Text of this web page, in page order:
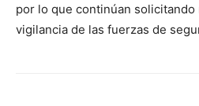
por lo que continúan
vigilancia de las fuerzas de